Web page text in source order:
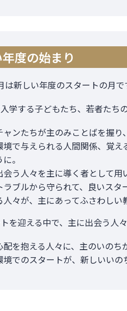
度の始まり
は新しい年度のスタートの月
学する子どもたち、若者たち
ャンたちが主のみことばを握り
境で与えられる人間関係、覚
。
会う人々を主に導く者として用
ブルから守られて、良いスタ
人々が、主にあってふさわしい
を迎える中で、主に出会う人
を抱える人々に、主のいのち
境でのスタートが、新しいいの